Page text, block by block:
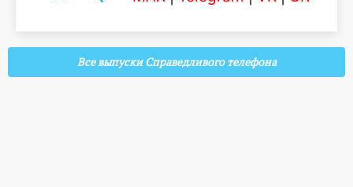
Все выпуски Справедливого телефона